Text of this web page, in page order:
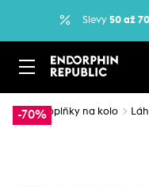
Slevy 50 až
-70%
… Doplňky na kolo